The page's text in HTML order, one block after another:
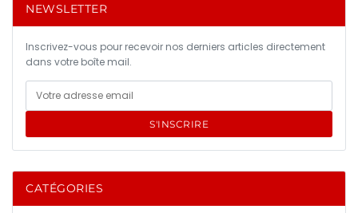
NEWSLETTER
Inscrivez-vous pour recevoir nos derniers articles directement
dans votre boîte mail.
S'INSCRIRE
CATÉGORIES